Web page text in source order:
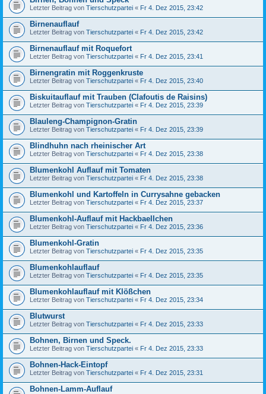
Letzter Beitrag von Tierschutzpartei « Fr 4. Dez 2015, 23:42
Birnenauflauf
Letzter Beitrag von Tierschutzpartei « Fr 4. Dez 2015, 23:42
Birnenauflauf mit Roquefort
Letzter Beitrag von Tierschutzpartei « Fr 4. Dez 2015, 23:41
Birnengratin mit Roggenkruste
Letzter Beitrag von Tierschutzpartei « Fr 4. Dez 2015, 23:40
Biskuitauflauf mit Trauben (Clafoutis de Raisins)
Letzter Beitrag von Tierschutzpartei « Fr 4. Dez 2015, 23:39
Blauleng-Champignon-Gratin
Letzter Beitrag von Tierschutzpartei « Fr 4. Dez 2015, 23:39
Blindhuhn nach rheinischer Art
Letzter Beitrag von Tierschutzpartei « Fr 4. Dez 2015, 23:38
Blumenkohl Auflauf mit Tomaten
Letzter Beitrag von Tierschutzpartei « Fr 4. Dez 2015, 23:38
Blumenkohl und Kartoffeln in Currysahne gebacken
Letzter Beitrag von Tierschutzpartei « Fr 4. Dez 2015, 23:37
Blumenkohl-Auflauf mit Hackbaellchen
Letzter Beitrag von Tierschutzpartei « Fr 4. Dez 2015, 23:36
Blumenkohl-Gratin
Letzter Beitrag von Tierschutzpartei « Fr 4. Dez 2015, 23:35
Blumenkohlauflauf
Letzter Beitrag von Tierschutzpartei « Fr 4. Dez 2015, 23:35
Blumenkohlauflauf mit Klößchen
Letzter Beitrag von Tierschutzpartei « Fr 4. Dez 2015, 23:34
Blutwurst
Letzter Beitrag von Tierschutzpartei « Fr 4. Dez 2015, 23:33
Bohnen, Birnen und Speck.
Letzter Beitrag von Tierschutzpartei « Fr 4. Dez 2015, 23:33
Bohnen-Hack-Eintopf
Letzter Beitrag von Tierschutzpartei « Fr 4. Dez 2015, 23:31
Bohnen-Lamm-Auflauf